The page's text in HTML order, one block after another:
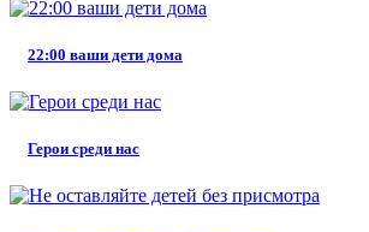
22:00 ваши дети дома
Герои среди нас